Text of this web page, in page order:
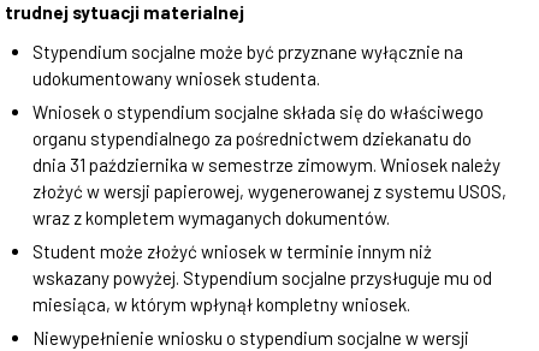
trudnej sytuacji materialnej
Stypendium socjalne może być przyznane wyłącznie na
udokumentowany wniosek studenta.
Wniosek o stypendium socjalne składa się do właściwego
organu stypendialnego za pośrednictwem dziekanatu do
dnia 31 października w semestrze zimowym. Wniosek należy
złożyć w wersji papierowej, wygenerowanej z systemu USOS,
wraz z kompletem wymaganych dokumentów.
Student może złożyć wniosek w terminie innym niż
wskazany powyżej. Stypendium socjalne przysługuje mu od
miesiąca, w którym wpłynął kompletny wniosek.
Niewypełnienie wniosku o stypendium socjalne w wersji